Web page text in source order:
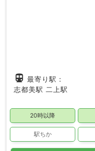
directions_subway 最寄り駅：
志都美駅 二上駅
20時以降
駅ちか